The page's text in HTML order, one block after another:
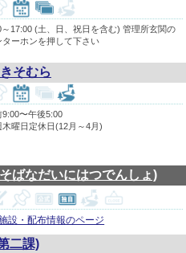
～17:00 (土、日、祝日を含む) 管理所玄関の
ターホンを押して下さい
そむら
9:00〜午後5:00
木曜日定休日(12月～4月)
ばなだいにはつでんしょ)
設・配布情報のページ
二課)